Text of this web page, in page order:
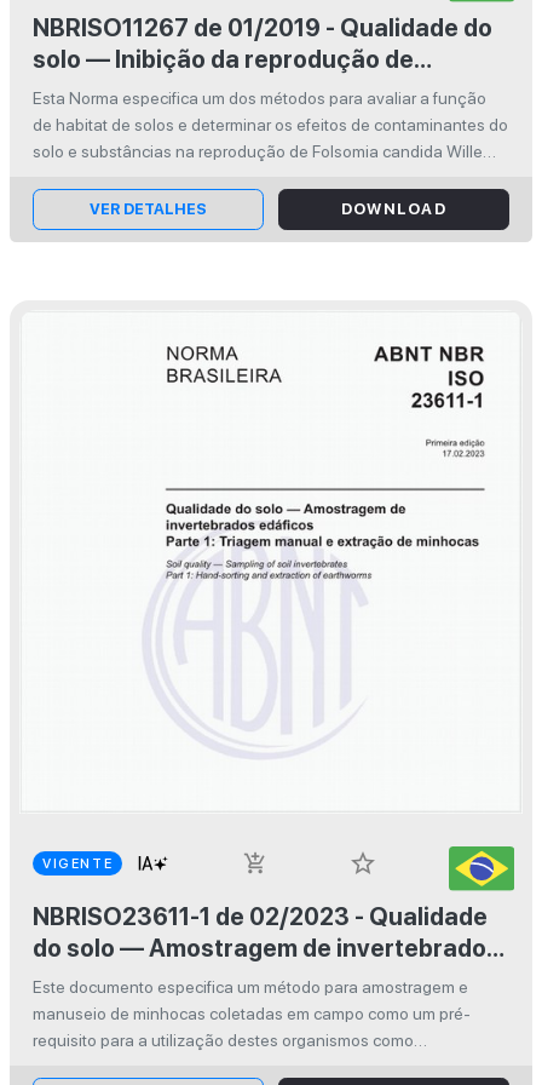
NBRISO11267 de 01/2019 - Qualidade do
solo — Inibição da reprodução de
Collembola (Folsomia candida) por
poluentes do solo
Esta Norma especifica um dos métodos para avaliar a função
de habitat de solos e determinar os efeitos de contaminantes do
solo e substâncias na reprodução de Folsomia candida Willem
aplicável ...VER DETALHES DOWNLOAD
VIGENTE add_shopping_cart
star_border
NBRISO23611-1 de 02/2023 - Qualidade
do solo — Amostragem de invertebrados
edáficos Parte 1: Triagem manual e
extração de minhocas
Este documento especifica um método para amostragem e
manuseio de minhocas coletadas em campo como um pré-
requisito para a utilização destes organismos como